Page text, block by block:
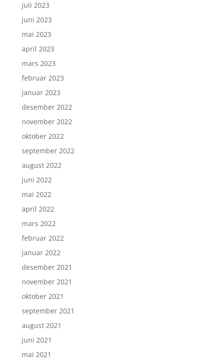
juli 2023
juni 2023
mai 2023
april 2023
mars 2023
februar 2023
januar 2023
desember 2022
november 2022
oktober 2022
september 2022
august 2022
juni 2022
mai 2022
april 2022
mars 2022
februar 2022
januar 2022
desember 2021
november 2021
oktober 2021
september 2021
august 2021
juni 2021
mai 2021